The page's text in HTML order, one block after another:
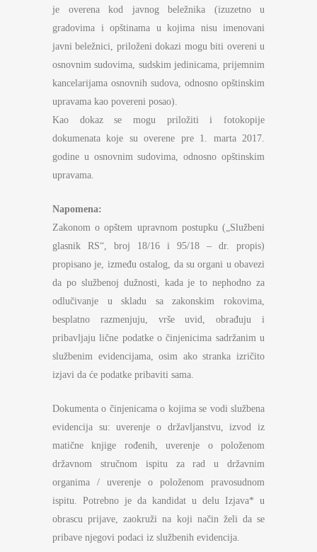
je overena kod javnog beležnika (izuzetno u
gradovima i opštinama u kojima nisu imenovani
javni beležnici, priloženi dokazi mogu biti overeni u
osnovnim sudovima, sudskim jedinicama, prijemnim
kancelarijama osnovnih sudova, odnosno opštinskim
upravama kao povereni posao).
Kao dokaz se mogu priložiti i fotokopije
dokumenata koje su overene pre 1. marta 2017.
godine u osnovnim sudovima, odnosno opštinskim
upravama.
Napomena:
Zakonom o opštem upravnom postupku („Službeni
glasnik RS“, broj 18/16 i 95/18 – dr. propis)
propisano je, između ostalog, da su organi u obavezi
da po službenoj dužnosti, kada je to nephodno za
odlučivanje u skladu sa zakonskim rokovima,
besplatno razmenjuju, vrše uvid, obrađuju i
pribavljaju lične podatke o činjenicima sadržanim u
službenim evidencijama, osim ako stranka izričito
izjavi da će podatke pribaviti sama.
Dokumenta o činjenicama o kojima se vodi službena
evidencija su: uverenje o državljanstvu, izvod iz
matične knjige rođenih, uverenje o položenom
državnom stručnom ispitu za rad u državnim
organima / uverenje o položenom pravosudnom
ispitu. Potrebno je da kandidat u delu Izjava* u
obrascu prijave, zaokruži na koji način želi da se
pribave njegovi podaci iz službenih evidencija.